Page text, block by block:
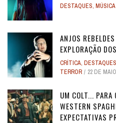
DESTAQUES, MÚSICA
ANJOS
EXPLORAÇÃO
CRÍTICA, DESTAQUES
TERROR
22 DE
UM COLT... PARA
WESTERN
EXPECTATIVAS